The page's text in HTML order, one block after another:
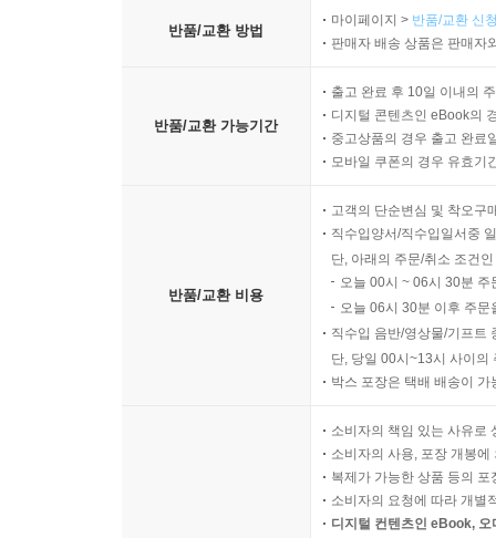
반품/교환 방법
마이페이지 > 반품/교환 신
판매자 배송 상품은 판매자
반품/교환 가능기간
출고 완료 후 10일 이내의
디지털 콘텐츠인 eBook의
중고상품의 경우 출고 완료
모바일 쿠폰의 경우 유효기
반품/교환 비용
고객의 단순변심 및 착오구
직수입양서/직수입일서중
단, 아래의 주문/취소 조건
오늘 00시 ~ 06시 30분
오늘 06시 30분 이후 주
직수입 음반/영상물/기프트
단, 당일 00시~13시 사이의
박스 포장은 택배 배송이
소비자의 책임 있는 사유로
소비자의 사용, 포장 개봉
복제가 가능한 상품 등의
소비자의 요청에 따라 개별
디지털 컨텐츠인 eBook,